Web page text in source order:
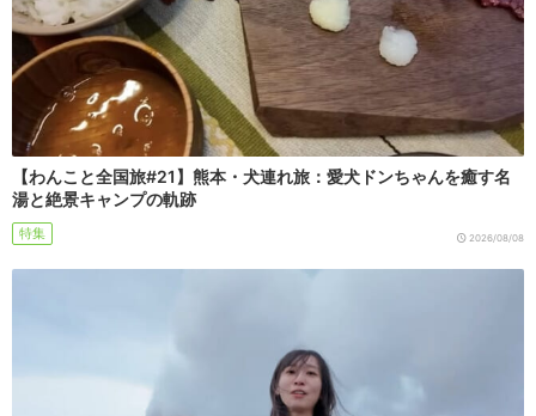
【わんこと全国旅#21】熊本・犬連れ旅：愛犬ドンちゃんを癒す名
湯と絶景キャンプの軌跡
特集 2026/08/08